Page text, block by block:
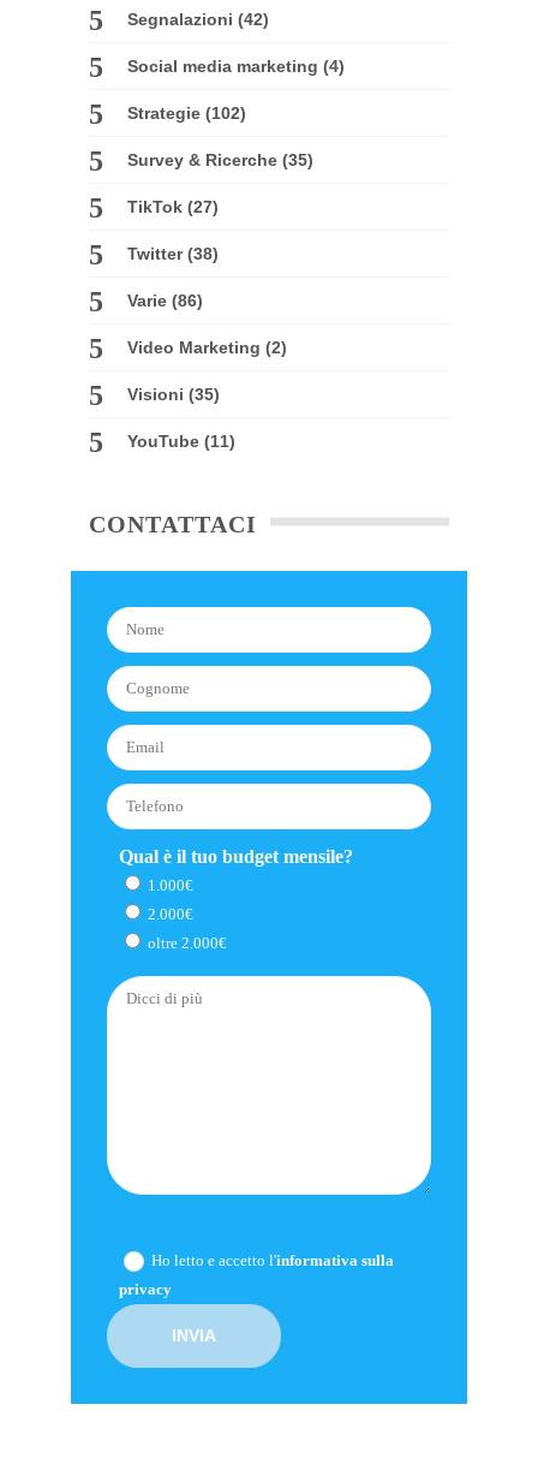
Segnalazioni (42)
Social media marketing (4)
Strategie (102)
Survey & Ricerche (35)
TikTok (27)
Twitter(38)
Varie (86)
Video Marketing (2)
Visioni (35)
YouTube (11)
CONTATTACI
Qual è il tuo budget mensile?
1.000€
2.000€
oltre 2.000€
Ho letto e accetto l'informativa sulla
privacy